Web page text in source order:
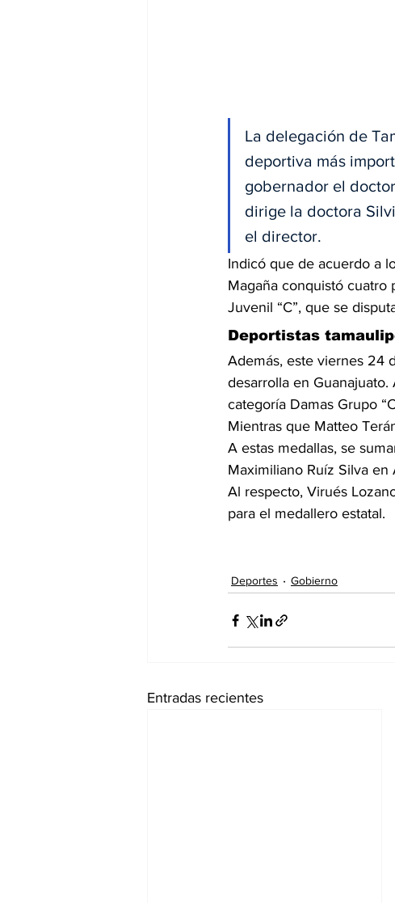
La delegación de
deportiva más
gobernador el
dirige la doctora
el director.
Indicó que de acuerdo a
Magaña conquistó cuatro
Juvenil “C”, que se
Deportistas
Además, este viernes 24
desarrolla en
categoría Damas Grupo
Mientras que Matteo
A estas medallas, se
Maximiliano Ruíz Silva en
Al respecto, Virués
para el medallero estatal.
Deportes Gobierno
Entradas recientes